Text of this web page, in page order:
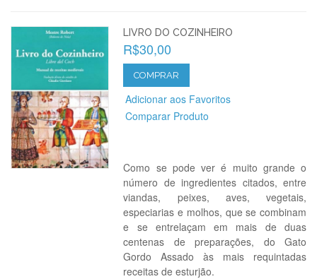
LIVRO DO COZINHEIRO
R$30,00
COMPRAR
Adicionar aos Favoritos
Comparar Produto
Como se pode ver é muito grande o
número de ingredientes citados, entre
viandas, peixes, aves, vegetais,
especiarias e molhos, que se combinam
e se entrelaçam em mais de duas
centenas de preparações, do Gato
Gordo Assado às mais requintadas
receitas de esturjão.